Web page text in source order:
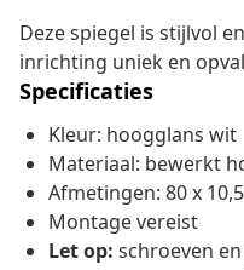
Deze spiegel is stijlvol
inrichting uniek en
Specificaties
Kleur: hoogglans wit
Materiaal: bewerkt
Afmetingen: 80 x
Montage vereist
Let op: schroeven